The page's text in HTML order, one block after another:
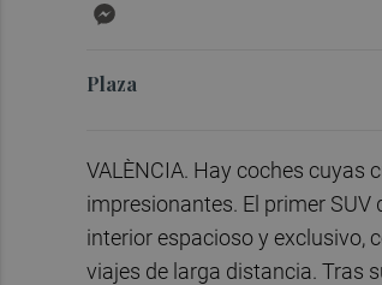
Plaza
VALÈNCIA. Hay coches
impresionantes. El primer SUV
interior espacioso y exclusivo,
viajes de larga distancia. Tras